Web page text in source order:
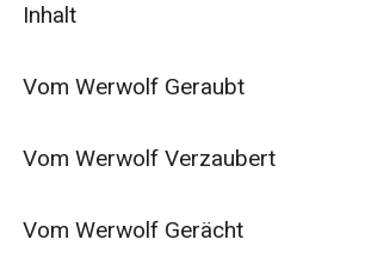
Inhalt
Vom Werwolf Geraubt
Vom Werwolf Verzaubert
Vom Werwolf Gerächt